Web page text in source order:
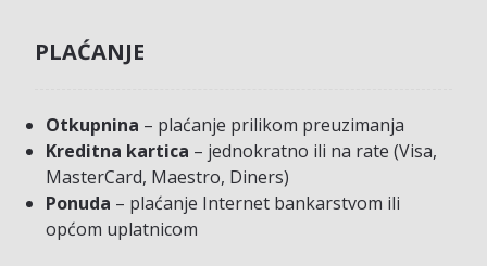
PLAĆANJE
Otkupnina – plaćanje prilikom preuzimanja
Kreditna kartica – jednokratno ili na rate (Visa,
MasterCard, Maestro, Diners)
Ponuda – plaćanje Internet bankarstvom ili
općom uplatnicom